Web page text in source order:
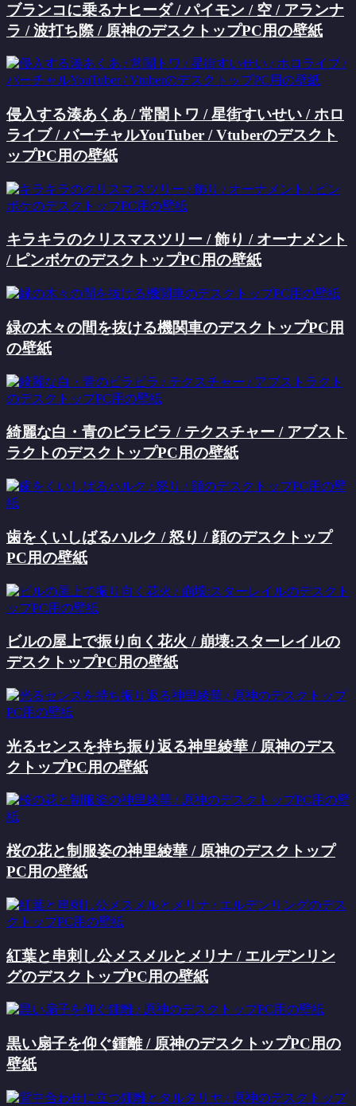
ブランコに乗るナヒーダ / パイモン / 空 / アランナ
ラ / 波打ち際 / 原神のデスクトップPC用の壁紙
侵入する湊あくあ / 常闇トワ / 星街すいせい / ホロ
ライブ / バーチャルYouTuber / Vtuberのデスクト
ップPC用の壁紙
キラキラのクリスマスツリー / 飾り / オーナメント
/ ピンボケのデスクトップPC用の壁紙
緑の木々の間を抜ける機関車のデスクトップPC用
の壁紙
綺麗な白・青のビラビラ / テクスチャー / アブスト
ラクトのデスクトップPC用の壁紙
歯をくいしばるハルク / 怒り / 顔のデスクトップ
PC用の壁紙
ビルの屋上で振り向く花火 / 崩壊:スターレイルの
デスクトップPC用の壁紙
光るセンスを持ち振り返る神里綾華 / 原神のデス
クトップPC用の壁紙
桜の花と制服姿の神里綾華 / 原神のデスクトップ
PC用の壁紙
紅葉と串刺し公メスメルとメリナ / エルデンリン
グのデスクトップPC用の壁紙
黒い扇子を仰ぐ鍾離 / 原神のデスクトップPC用の
壁紙